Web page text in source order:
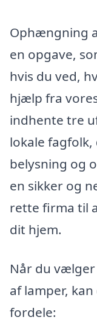
Ophængning
en opgave,
hvis du ved,
hjælp fra
indhente tre
lokale fagfolk,
belysning og
en sikker og
rette firma til
dit hjem.
Når du
af lamper,
fordele: